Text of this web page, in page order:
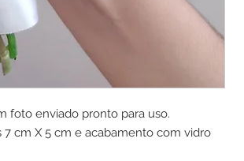
foto enviado pronto para uso.
7 cm X 5 cm e acabamento com vidro